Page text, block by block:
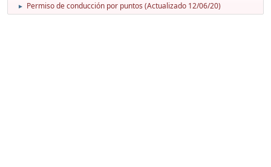
► Permiso de conducción por puntos (Actualizado 12/06/20)